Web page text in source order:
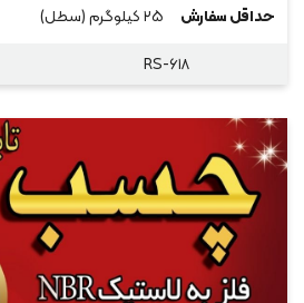
حداقل سفارش
۲۵ کیلوگرم (سطل)
RS-۶۱۸